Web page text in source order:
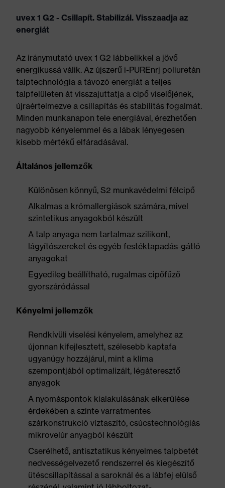
uvex 1 G2 - Csillapít. Stabilizál. Visszaadja az
energiát
Az iránymutató uvex 1 G2 lábbelikkel a jövő
energikussá válik. Az újszerű i-PUREnrj poliuretán
talptechnológia a távozó energiát a teljes
talpfelületen át visszajuttatja a cipő viselőjének,
újraértelmezve a csillapítás és stabilitás fogalmát.
Minden munkanapon tele energiával, érezhetően
nagyobb kényelemmel és a lábak lényegesen
kisebb mértékű elfáradásával.
Általános jellemzők
Különösen könnyű, S2 munkavédelmi félcipő
Alkalmas a krómallergiások számára, mivel
szintetikus anyagokból készült
A talp anyaga nem tartalmaz szilikont,
lágyítószereket és egyéb festéktapadás-gátló
anyagokat
Egyedileg beállítható, rugalmas cipőfűző
gyorszáródással
Kényelmi jellemzők
Rendkívüli viselési kényelem, amelyhez az
újonnan kifejlesztett, szélesebb kaptafa
ugyanúgy hozzájárul, mint a klíma
szempontjából optimalizált, légáteresztő
anyagok
A nyomáspontok kialakulásának elkerülése
érdekében a szinte varratmentes
szárkonstrukció víztaszító, csúcstechnológiás
mikrovelúr anyagból készült
Cserélhető, antisztatikus kényelmes talpbetét
nedvességelvezető rendszerrel és kiegészítő
ütéscsillapítással a saroknál és a lábfej elülső